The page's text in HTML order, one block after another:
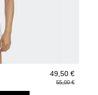
49,50 €
55,00 €